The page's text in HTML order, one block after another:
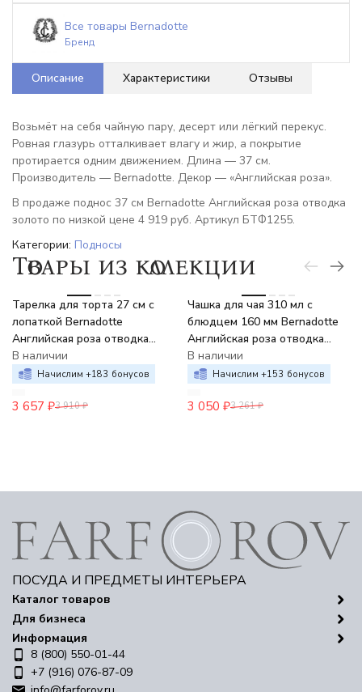
Все товары Bernadotte
Бренд
Описание Характеристики Отзывы
Возьмёт на себя чайную пару, десерт или лёгкий перекус.
Ровная глазурь отталкивает влагу и жир, а покрытие
протирается одним движением. Длина — 37 см.
Производитель — Bernadotte. Декор — «Английская роза».
В продаже поднос 37 см Bernadotte Английская роза отводка
золото по низкой цене 4 919 руб. Артикул БТФ1255.
Категории: Подносы
Товары из коллекции
Тарелка для торта 27 см с
лопаткой Bernadotte
Английская роза отводка
золото
В наличии
Начислим +183 бонусов
3 657 ₽3 910 ₽
Чашка для чая 310 мл с
блюдцем 160 мм Bernadotte
Английская роза отводка
золото
В наличии
Начислим +153 бонусов
3 050 ₽3 261 ₽
ПОСУДА И ПРЕДМЕТЫ ИНТЕРЬЕРА
Каталог товаров
Для бизнеса
Информация
8 (800) 550-01-44
+7 (916) 076-87-09